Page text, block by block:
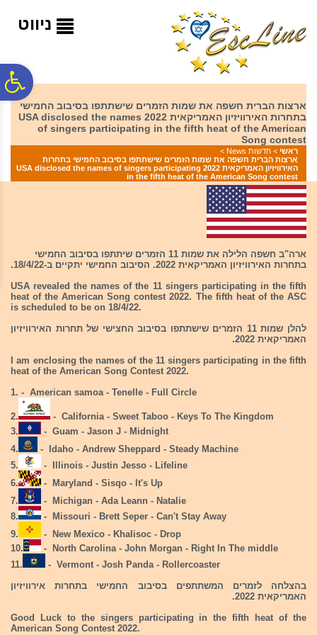
המרכזי
ניווט
ארצות הברית חשפה את שמות הזמרים שישתתפו בסיבוב החמישי
בתחרות האירוויזיון האמריקאית 2022 USA disclosed the names
of singers participating in the fifth heat of the American
Song contest
ראשי > חדשות News
>
ארצות הברית חשפה את שמות הזמרים שישתתפו בסיבוב החמישי בתחרות
האירוויזיון האמריקאית 2022 USA disclosed the names of singers participating
in the fifth heat of the American Song contest
ארה"ב חשפה הלילה את שמות 11 הזמרים שיתתפו בסיבוב החמישי
בתחרות האירוויזיון האמריקאית 2022. הסיבוב החמישי יתקיים ב-18/4/22.
USA revealed the names of the 11 singers participating in the fifth
heat of the American Song contest 2022. The fifth heat of the ASC
is scheduled to be on 18/4/22.
להלן שמות 11 הזמרים שישתתפו בסיבוב החצישי של תחרות האירוויזיון
האמריקאית 2022.
I am enclosing the names of the 11 singers participating in the fifth
heat of the American Song Contest 2022.
1. - American samoa - Tenelle - Full Circle
2.
- California - Sweet Taboo - Keys To The Kingdom
3.
- Guam - Jason J - Midnight
4.
- Idaho - Andrew Sheppard - Steady Machine
5.
- Illinois - Justin Jesso - Lifeline
6.
- Maryland - Sisqo - It's Up
7.
- Michigan - Ada Leann - Natalie
8.
- Missouri - Brett Seper - Can't Stay Away
9.
- New Mexico - Khalisoc - Drop
10.
- North Carolina - John Morgan - Right In The middle
11.
- Vermont - Josh Panda - Rollercoaster
בהצלחה לזמרים המשתתפים בסיבוב החמישי בתחרות אירוויזיון
האמריקאית 2022.
Good Luck to the singers participating in the fifth heat of the
American Song Contest 2022.